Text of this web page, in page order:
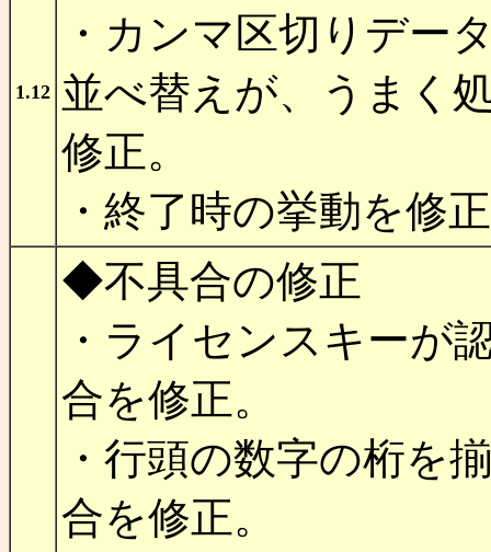
1.12
・カンマ区切りデー
並べ替えが、うまく
修正。
・終了時の挙動を修
◆不具合の修正
・ライセンスキーが
合を修正。
・行頭の数字の桁を
合を修正。